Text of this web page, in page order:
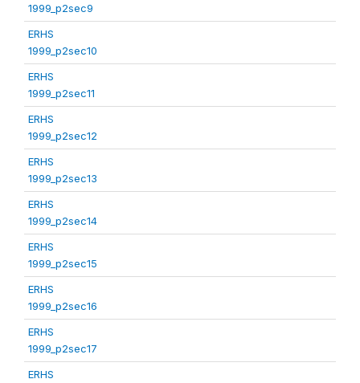
1999_p2sec9
ERHS
1999_p2sec10
ERHS
1999_p2sec11
ERHS
1999_p2sec12
ERHS
1999_p2sec13
ERHS
1999_p2sec14
ERHS
1999_p2sec15
ERHS
1999_p2sec16
ERHS
1999_p2sec17
ERHS